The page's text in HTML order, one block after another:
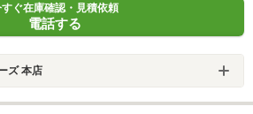
ぐ在庫確認・見積依頼
電話する
ズ 本店